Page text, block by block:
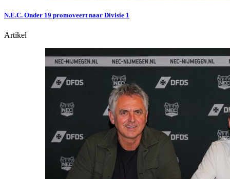
N.E.C. Onder 19 promoveert naar Divisie 1
Artikel